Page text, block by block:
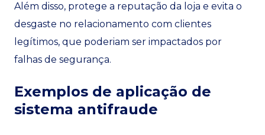
Além disso, protege a reputação da loja e evita o
desgaste no relacionamento com clientes
legítimos, que poderiam ser impactados por
falhas de segurança.
Exemplos de aplicação de
sistema antifraude